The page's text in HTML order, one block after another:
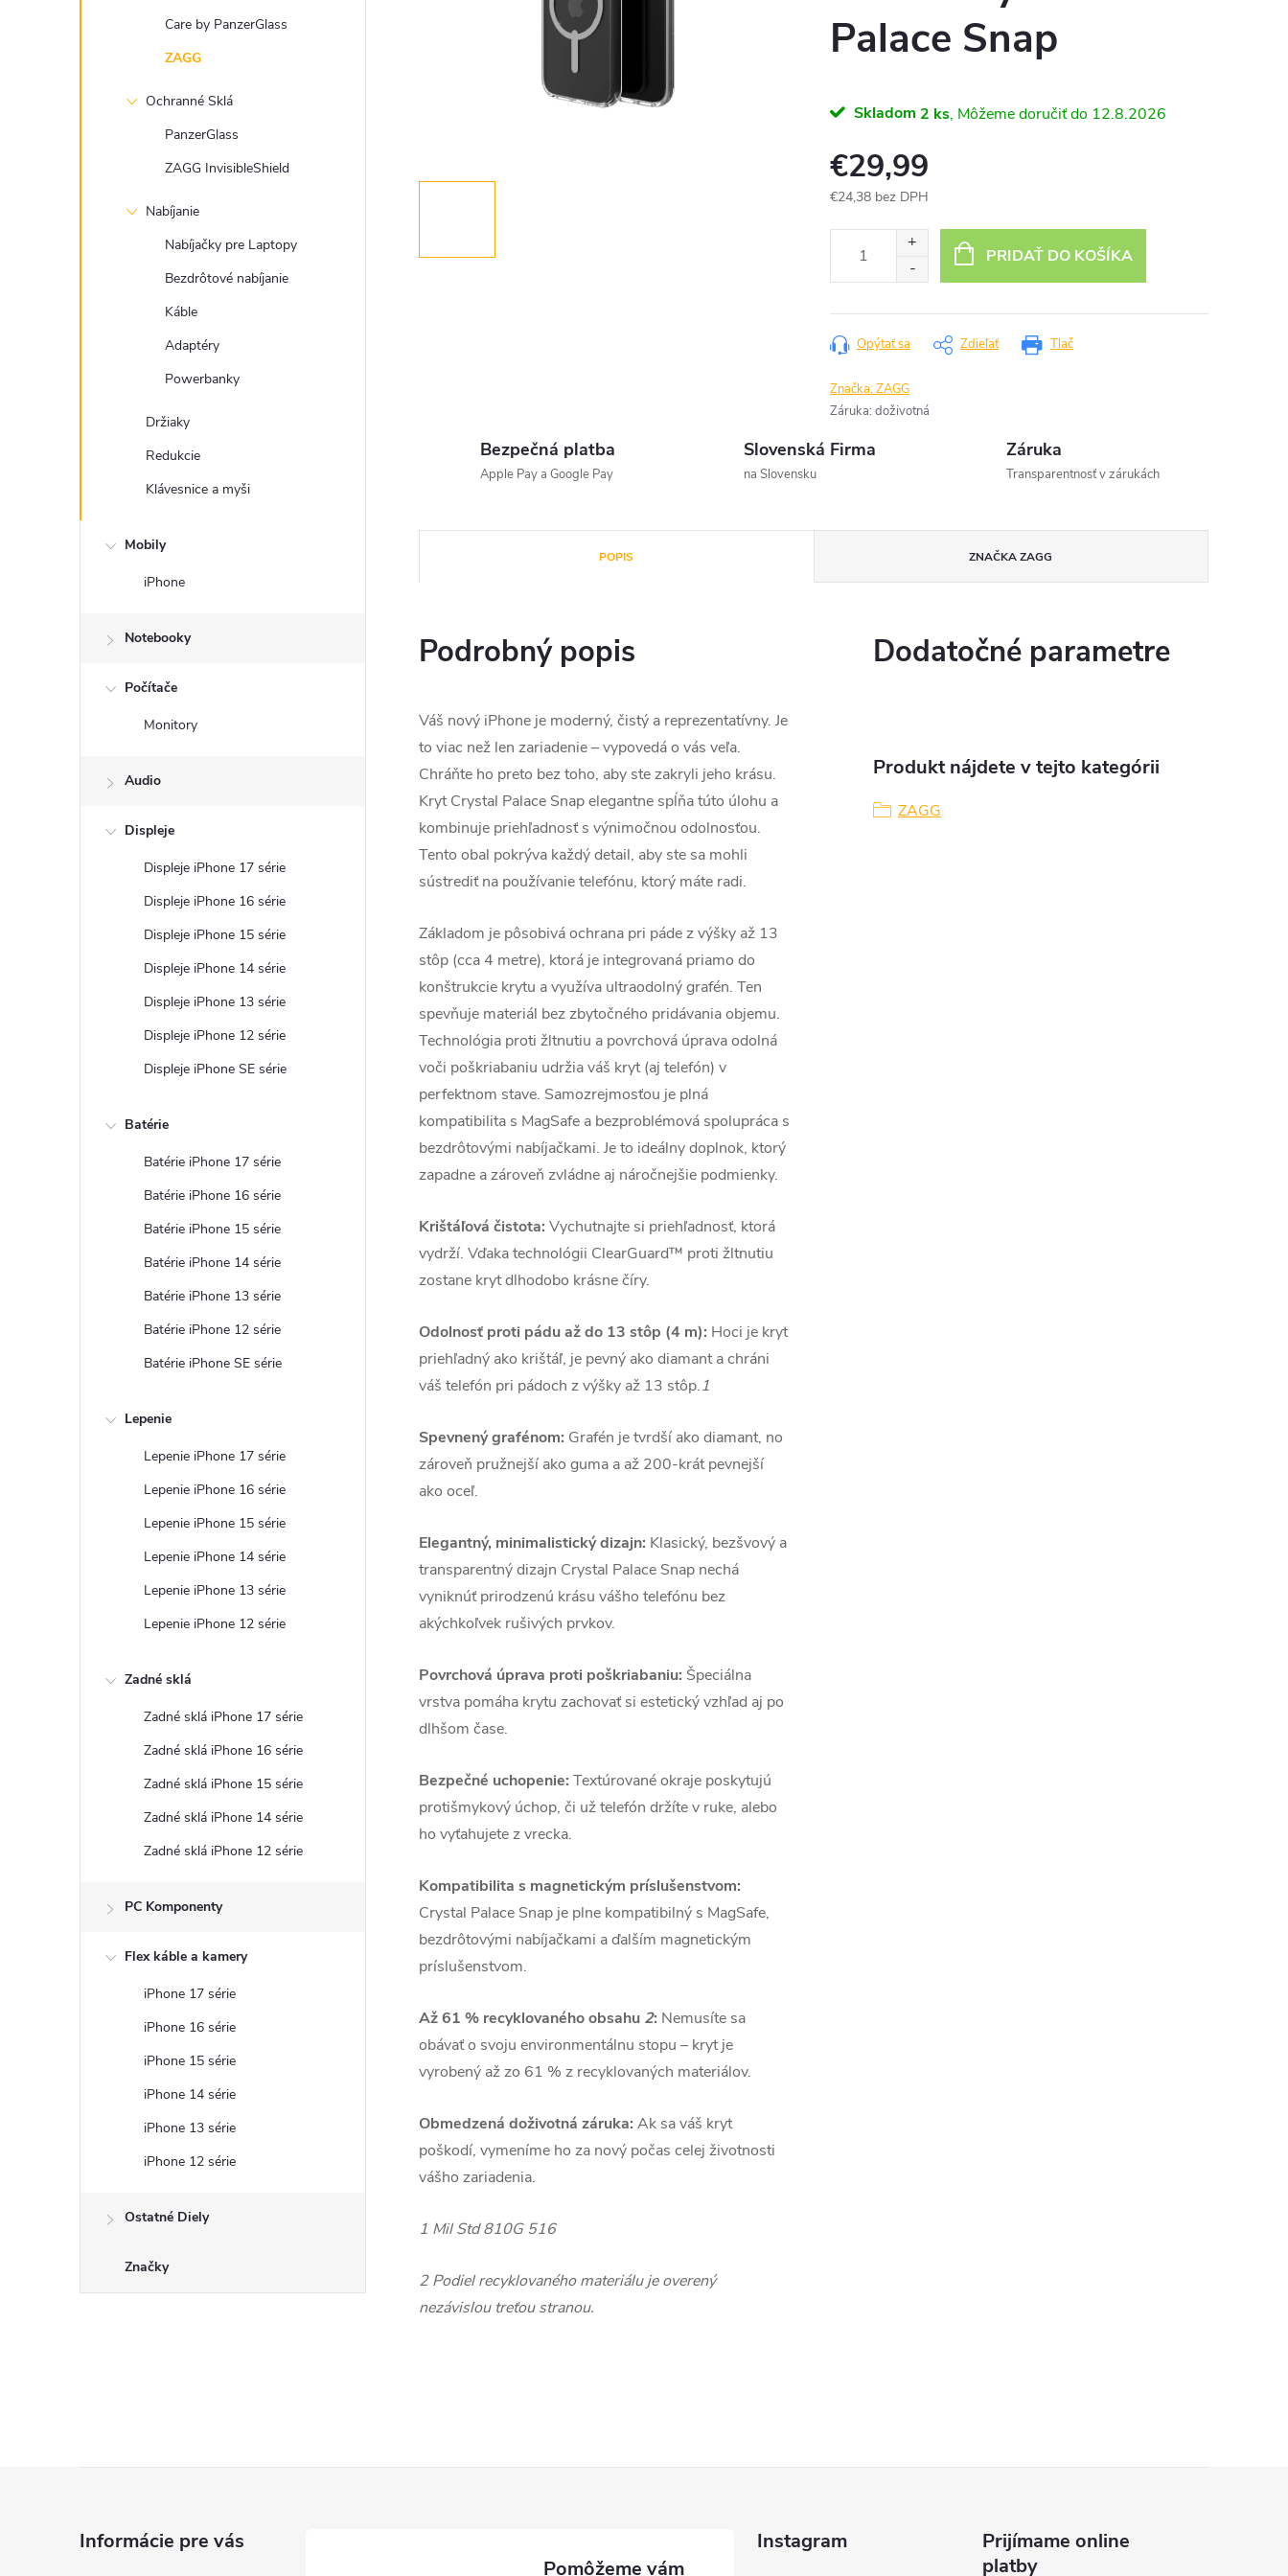
Care by PanzerGlass
ZAGG
Ochranné Sklá
PanzerGlass
ZAGG InvisibleShield
Nabíjanie
Nabíjačky pre Laptopy
Bezdrôtové nabíjanie
Káble
Adaptéry
Powerbanky
Držiaky
Redukcie
Klávesnice a myši
Mobily
iPhone
Notebooky
Počítače
Monitory
Audio
Displeje
Displeje iPhone 17 série
Displeje iPhone 16 série
Displeje iPhone 15 série
Displeje iPhone 14 série
Displeje iPhone 13 série
Displeje iPhone 12 série
Displeje iPhone SE série
Batérie
Batérie iPhone 17 série
Batérie iPhone 16 série
Batérie iPhone 15 série
Batérie iPhone 14 série
Batérie iPhone 13 série
Batérie iPhone 12 série
Batérie iPhone SE série
Lepenie
Lepenie iPhone 17 série
Lepenie iPhone 16 série
Lepenie iPhone 15 série
Lepenie iPhone 14 série
Lepenie iPhone 13 série
Lepenie iPhone 12 série
Zadné sklá
Zadné sklá iPhone 17 série
Zadné sklá iPhone 16 série
Zadné sklá iPhone 15 série
Zadné sklá iPhone 14 série
Zadné sklá iPhone 12 série
PC Komponenty
Flex káble a kamery
iPhone 17 série
iPhone 16 série
iPhone 15 série
iPhone 14 série
iPhone 13 série
iPhone 12 série
Ostatné Diely
Značky
Palace Snap
Skladom 2 ks 12.8.2026
€29,99
€24,38 bez DPH
PRIDAŤ DO KOŠÍKA
Tlač
Opýtať sa Zdieľať
Značka:ZAGG
Záruka: doživotná
Bezpečná platba
Apple Pay a Google Pay
Slovenská Firma
na Slovensku
Záruka
Transparentnosť v zárukách
POPIS ZNAČKAZAGG
Podrobný popis
Váš nový iPhone je moderný, čistý a reprezentatívny. Je
to viac než len zariadenie – vypovedá o vás veľa.
Chráňte ho preto bez toho, aby ste zakryli jeho krásu.
Kryt Crystal Palace Snap elegantne spĺňa túto úlohu a
kombinuje priehľadnosť s výnimočnou odolnosťou.
Tento obal pokrýva každý detail, aby ste sa mohli
sústrediť na používanie telefónu, ktorý máte radi.
Základom je pôsobivá ochrana pri páde z výšky až 13
stôp (cca 4 metre), ktorá je integrovaná priamo do
konštrukcie krytu a využíva ultraodolný grafén. Ten
spevňuje materiál bez zbytočného pridávania objemu.
Technológia proti žltnutiu a povrchová úprava odolná
voči poškriabaniu udržia váš kryt (aj telefón) v
perfektnom stave. Samozrejmosťou je plná
kompatibilita s MagSafe a bezproblémová spolupráca s
bezdrôtovými nabíjačkami. Je to ideálny doplnok, ktorý
zapadne a zároveň zvládne aj náročnejšie podmienky.
Krištáľová čistota: Vychutnajte si priehľadnosť, ktorá
vydrží. Vďaka technológii ClearGuard™ proti žltnutiu
zostane kryt dlhodobo krásne číry.
Odolnosť proti pádu až do 13 stôp (4 m): Hoci je kryt
priehľadný ako krištáľ, je pevný ako diamant a chráni
váš telefón pri pádoch z výšky až 13 stôp.1
Spevnený grafénom: Grafén je tvrdší ako diamant, no
zároveň pružnejší ako guma a až 200-krát pevnejší
ako oceľ.
Elegantný, minimalistický dizajn: Klasický, bezšvový a
transparentný dizajn Crystal Palace Snap nechá
vyniknúť prirodzenú krásu vášho telefónu bez
akýchkoľvek rušivých prvkov.
Povrchová úprava proti poškriabaniu: Špeciálna
vrstva pomáha krytu zachovať si estetický vzhľad aj po
dlhšom čase.
Bezpečné uchopenie: Textúrované okraje poskytujú
protišmykový úchop, či už telefón držíte v ruke, alebo
ho vyťahujete z vrecka.
Kompatibilita s magnetickým príslušenstvom:
Crystal Palace Snap je plne kompatibilný s MagSafe,
bezdrôtovými nabíjačkami a ďalším magnetickým
príslušenstvom.
Až 61 % recyklovaného obsahu 2: Nemusíte sa
obávať o svoju environmentálnu stopu – kryt je
vyrobený až zo 61 % z recyklovaných materiálov.
Obmedzená doživotná záruka: Ak sa váš kryt
poškodí, vymeníme ho za nový počas celej životnosti
vášho zariadenia.
1 Mil Std 810G 516
2 Podiel recyklovaného materiálu je overený
nezávislou treťou stranou.
Dodatočné parametre
Produkt nájdete v tejto kategórii
ZAGG
Informácie pre vás Instagram
Prijímame online
platby